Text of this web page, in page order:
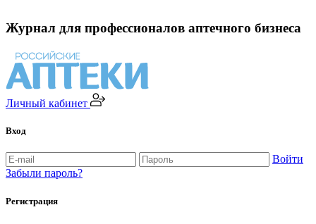
Журнал для профессионалов аптечного бизнеса
Личный кабинет
Вход
Войти
Забыли пароль?
Регистрация